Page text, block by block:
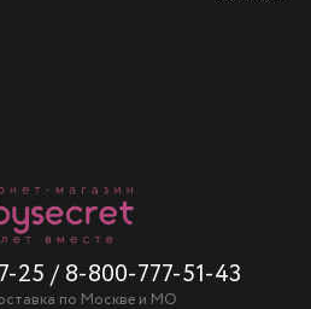
25 / 8-800-777-51-43
по Москве и МО